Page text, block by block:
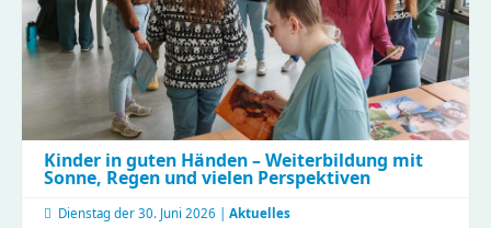
Kinder in guten Händen – Weiterbildung mit
Sonne, Regen und vielen Perspektiven
Dienstag der 30. Juni 2026 | Aktuelles